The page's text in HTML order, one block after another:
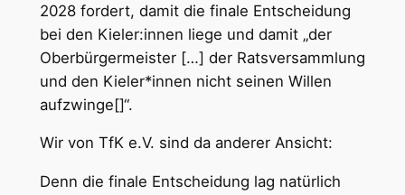
2028 fordert, damit die finale Entscheidung
bei den Kieler:innen liege und damit „der
Oberbürgermeister […] der Ratsversammlung
und den Kieler*innen nicht seinen Willen
aufzwinge[]“.
Wir von TfK e.V. sind da anderer Ansicht:
Denn die finale Entscheidung lag natürlich